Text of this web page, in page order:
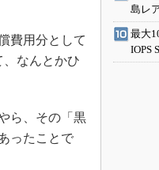
費用分として
、なんとかひ
ら、その「黒
ったことで
島レ
最大
IOPS